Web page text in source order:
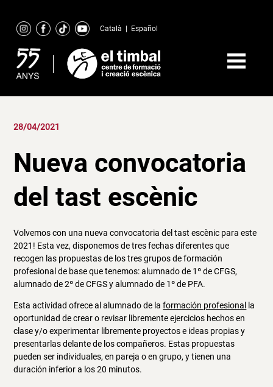
content
Català Español
28/04/2021
Nueva convocatoria
del tast escènic
Volvemos con una nueva convocatoria del tast escènic para este
2021! Esta vez, disponemos de tres fechas diferentes que
recogen las propuestas de los tres grupos de formación
profesional de base que tenemos: alumnado de 1º de CFGS,
alumnado de 2º de CFGS y alumnado de 1º de PFA.
Esta actividad ofrece al alumnado de laformación profesional
la
oportunidad de crear o revisar libremente ejercicios hechos en
clase y/o experimentar libremente proyectos e ideas propias y
presentarlas delante de los compañeros. Estas propuestas
pueden ser individuales, en pareja o en grupo, y tienen una
duración inferior a los 20 minutos.